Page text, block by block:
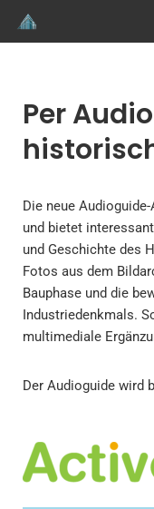
Zum
Per
Die neue
und bietet
und Geschichte des
Fotos aus dem
Bauphase und die
Industriedenkmals.
multimediale
Der Audioguide wird